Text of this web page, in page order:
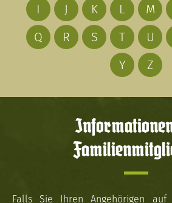
I
J K L M
Q
R S T U
Y
Z
Falls Sie Ihren Angehörigen